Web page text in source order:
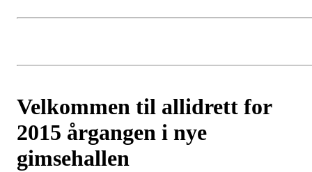
Velkommen til allidrett for
2015 årgangen i nye
gimsehallen